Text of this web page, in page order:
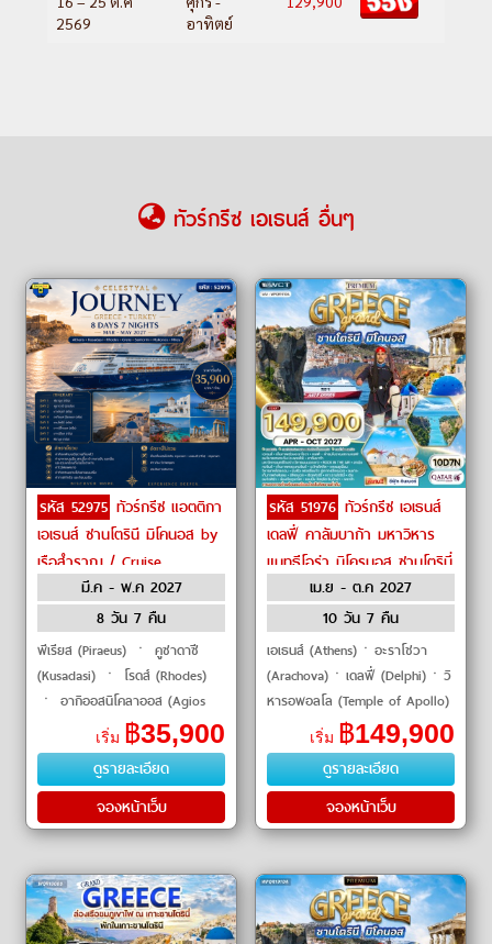
2569
อาทิตย์
ทัวร์กรีซ เอเธนส์ อื่นๆ
รหัส 52975 ทัวร์กรีซ แอตติกา
เอเธนส์ ซานโตรินี มิโคนอส by
เรือสำราญ / Cruise
มี.ค - พ.ค 2027
8 วัน 7 คืน
พีเรียส (Piraeus) ㆍ คูซาดาซี
(Kusadasi) ㆍ โรดส์ (Rhodes)
ㆍ อากิออสนิโคลาออส (Agios
Nikolaos) ㆍ ซานโตรินี
(Santorini) ㆍ มิโคนอส
(Mykonos) ㆍ มิลอส (Milos)
#เที่ยว�
เริ่ม ฿35,900
ดูรายละเอียด
จองหน้าเว็บ
รหัส 51976 ทัวร์กรีซ เอเธนส์
เดลฟี่ คาลัมบาก้า มหาวิหาร
แมทธีโอร่า มิโครนอส ซานโตรินี่
อะโครโพลิส by Qatar
เม.ย - ต.ค 2027
10 วัน 7 คืน
เอเธนส์ (Athens)ㆍอะราโชวา
(Arachova)ㆍเดลฟี่ (Delphi)ㆍวิ
หารอพอลโล (Temple of Apollo)
ㆍคาลัมบาก้า (Kalambaka)ㆍ
มหาวิหารแมทธีโอร่า (Meteora)ㆍ
คลองคอรินธ�
เริ่ม ฿149,900
ดูรายละเอียด
จองหน้าเว็บ